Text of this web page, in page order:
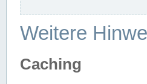
Weitere
Caching